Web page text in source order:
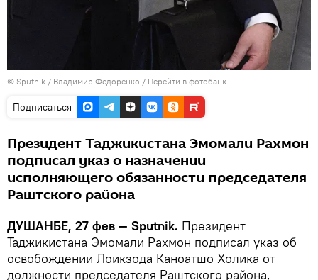
© Sputnik / Владимир Федоренко / Перейти в фотобанк
Подписаться
Президент Таджикистана Эмомали Рахмон
подписал указ о назначении
исполняющего обязанности председателя
Раштского района
ДУШАНБЕ, 27 фев — Sputnik. Президент
Таджикистана Эмомали Рахмон подписал указ об
освобождении Лоикзода Каноатшо Холика от
должности председателя Раштского района,